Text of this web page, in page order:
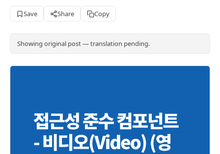
Save Share Copy
Showing original post — translation pending.